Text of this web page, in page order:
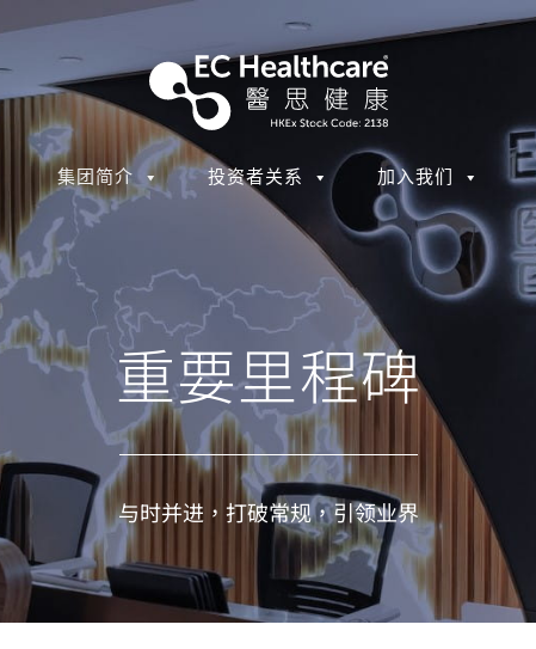
集团简介 投资者关系 加入我们
重要里程碑
与时并进，打破常规，引领业界